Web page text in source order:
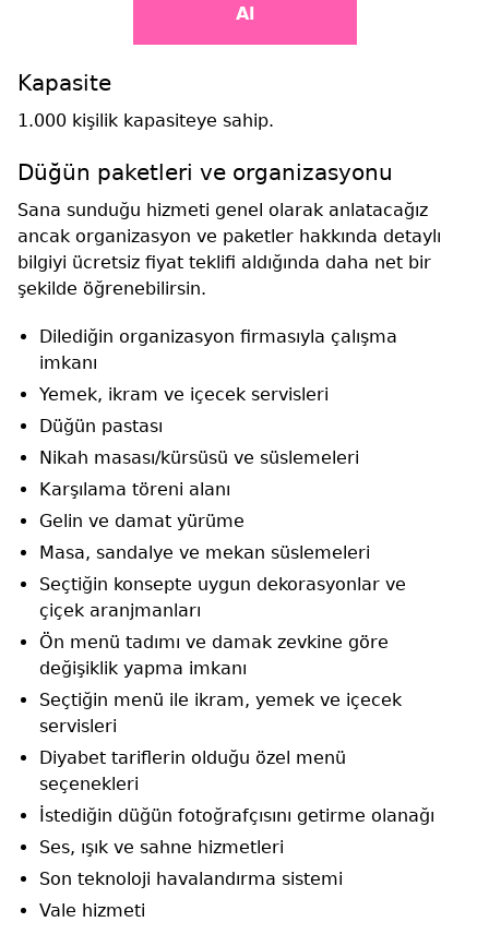
Al
Kapasite
1.000 kişilik kapasiteye sahip.
Düğün paketleri ve organizasyonu
Sana sunduğu hizmeti genel olarak anlatacağız
ancak organizasyon ve paketler hakkında detaylı
bilgiyi ücretsiz fiyat teklifi aldığında daha net bir
şekilde öğrenebilirsin.
Dilediğin organizasyon firmasıyla çalışma
imkanı
Yemek, ikram ve içecek servisleri
Düğün pastası
Nikah masası/kürsüsü ve süslemeleri
Karşılama töreni alanı
Gelin ve damat yürüme
Masa, sandalye ve mekan süslemeleri
Seçtiğin konsepte uygun dekorasyonlar ve
çiçek aranjmanları
Ön menü tadımı ve damak zevkine göre
değişiklik yapma imkanı
Seçtiğin menü ile ikram, yemek ve içecek
servisleri
Diyabet tariflerin olduğu özel menü
seçenekleri
İstediğin düğün fotoğrafçısını getirme olanağı
Ses, ışık ve sahne hizmetleri
Son teknoloji havalandırma sistemi
Vale hizmeti